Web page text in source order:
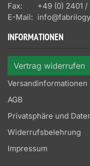
Fax:
+49 (0) 2401
E-Mail:
INFORMATIONEN
Vertrag widerrufen
Versandinformationen
AGB
Privatsphäre und
Widerrufsbelehrung
Impressum